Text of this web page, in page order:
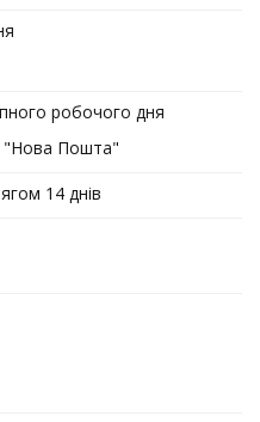
робочого дня
"Нова Пошта"
14 днів